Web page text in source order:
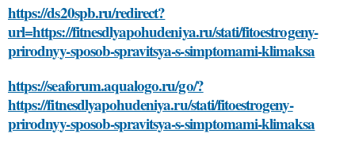
https://ds20spb.ru/redirect?
url=https://fitnesdlyapohudeniya.ru/stati/fitoestrogeny-
prirodnyy-sposob-spravitsya-s-simptomami-klimaksa
https://seaforum.aqualogo.ru/go/?
https://fitnesdlyapohudeniya.ru/stati/fitoestrogeny-
prirodnyy-sposob-spravitsya-s-simptomami-klimaksa